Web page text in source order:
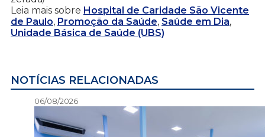
Leia mais sobre Hospital de Caridade São Vicente
de Paulo, Promoção da Saúde, Saúde em Dia,
Unidade Básica de Saúde (UBS)
NOTÍCIAS RELACIONADAS
06/08/2026